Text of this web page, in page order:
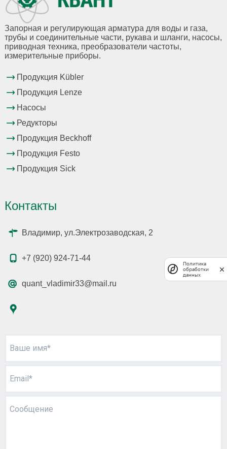
Запорная и регулирующая арматура для воды и газа,
трубы и соединительные части, рукава и шланги, насосы,
приводная техника, преобразователи частоты,
измерительные приборы.
Продукция Kübler
Продукция Lenze
Насосы
Редукторы
Продукция Beckhoff
Продукция Festo
Продукция Sick
Контакты
Владимир, ул.Электрозаводская, 2
+7 (920) 924-71-44
quant_vladimir33@mail.ru
Ваше имя*
Email*
Сообщение
Политика
обработки
данных